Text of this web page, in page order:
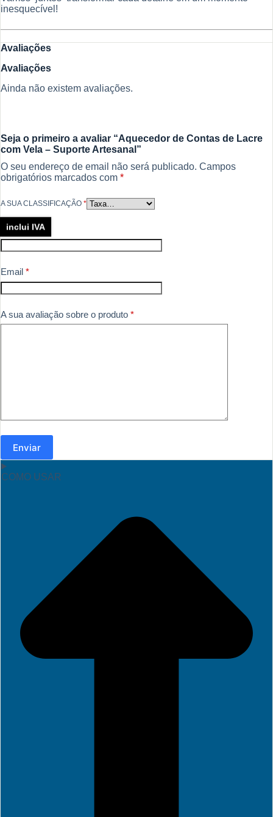
inesquecível!
Avaliações
Avaliações
Ainda não existem avaliações.
Seja o primeiro a avaliar “Aquecedor de Contas de Lacre
com Vela – Suporte Artesanal”
O seu endereço de email não será publicado. Campos
obrigatórios marcados com *
A SUA CLASSIFICAÇÃO *
Nome*
Email *
A sua avaliação sobre o produto *
Enviar
COMO USAR
inclui IVA